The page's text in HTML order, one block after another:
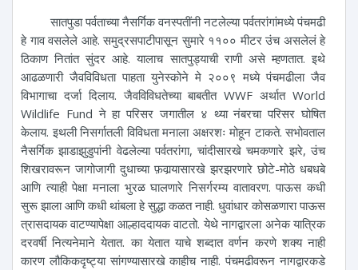
सातपुडा पर्वताच्या नैसर्गिक वनस्पतींनी नटलेल्या पर्वतरांगांमध्ये पंचमढी
हे गाव वसलेले आहे. समुद्रसपाटीपासून सुमारे ११०० मीटर उंच असलेलं हे
ठिकाण नितांत सुंदर आहे. यालाच सातपुड्याची राणी असे म्हणतात. इथे
आढळणारी जैवविविधता पाहता युनेस्कोने मे २००९ मध्ये पंचमढीला जैव
विभागाचा दर्जा दिलाय. जैवविविधतेच्या बाबतीत WWF अर्थात World
Wildlife Fund ने हा परिसर जगातील ४ थ्या नंबरचा परिसर घोषित
केलाय. इथली निसर्गातली विविधता मनाला अक्षरशः मोहून टाकते. सभोवताल
नैसर्गिक झाडाझुडुपांनी वेढलेल्या पर्वतरांगा, चांदीसारखे चमकणारे झरे, उंच
शिखरावरून जागोजागी दुधाच्या फ़वार्‍यासारखे झरझरणारे छोटे-मोठे धबधबे
आणि त्याही पेक्षा मनाला भुरळ घालणारे निसर्गरम्य वातावरण. पाऊस कधी
सुरू झाला आणि कधी थांबला हे सुद्धा कळत नाही. धुवांधार कोसळणारा पाऊस
त्रासदायक वाटण्यापेक्षा आल्हाददायक वाटतो. येथे नागद्वारला अनेक यात्रिक
दरवर्षी नित्यनेमाने येतात. का येतात याचे शब्दात वर्णन करणे शक्य नाही
कारण लौकिकदृष्ट्या सांगण्यासारखे काहीच नाही. पंचमढीवरून नागद्वारकडे